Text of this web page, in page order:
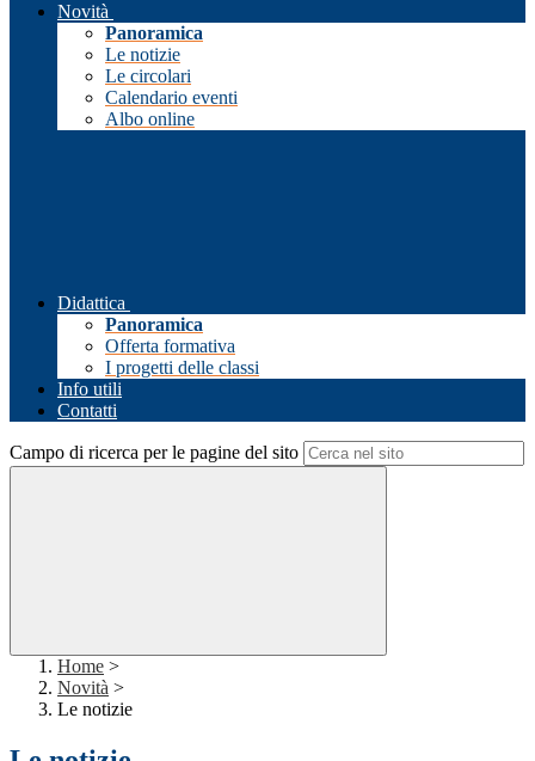
Novità
Panoramica
Le notizie
Le circolari
Calendario eventi
Albo online
Didattica
Panoramica
Offerta formativa
I progetti delle classi
Info utili
Contatti
Campo di ricerca per le pagine del sito
Home >
Novità >
Le notizie